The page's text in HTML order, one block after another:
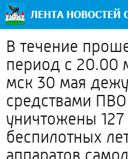
В течение
период с 20.00
мск 30 мая
средствами
уничтожены 127
беспилотных